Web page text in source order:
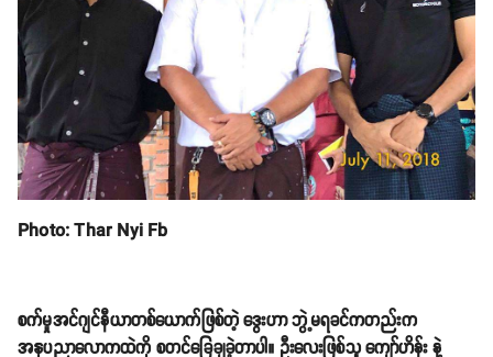
Photo: Thar Nyi Fb
စက်မှုအင်ဂျင်နီယာတစ်ယောက်ဖြစ်တဲ့ ဒွေးဟာ ဘွဲ့မရခင်ကတည်းက
အနုပညာလောကထဲကို စတင်ခြေချခဲ့တာပါ။ ဦးလေးဖြစ်သူ ကျော်ဟိန်း နဲ့